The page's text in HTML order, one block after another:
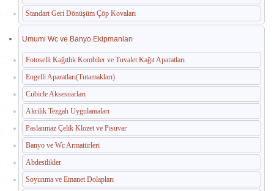
Standart Geri Dönüşüm Çöp Kovaları
Umumi Wc ve Banyo Ekipmanları
Fotoselli Kağıtlık Kombiler ve Tuvalet Kağıt Aparatları
Engelli Aparatları(Tutamakları)
Cubicle Aksesuarları
Akrilik Tezgah Uygulamaları
Paslanmaz Çelik Klozet ve Pisuvar
Banyo ve Wc Armatürleri
Abdestlikler
Soyunma ve Emanet Dolapları